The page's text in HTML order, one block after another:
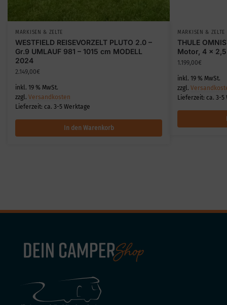
MARKISEN & ZELTE
WESTFIELD REISEVORZELT PLUTO 2.0 –
Gr.9 UMLAUF 981 – 1015 cm MODELL
2024
2.149,00€
inkl. 19 % MwSt.
zzgl. Versandkosten
Lieferzeit: ca. 3-5 Werktage
In den Warenkorb
MARKISEN & ZELTE
THULE
Motor, 4 x
1.199,00€
inkl. 19 % MwSt.
zzgl.
Lieferzeit: ca. 3-5